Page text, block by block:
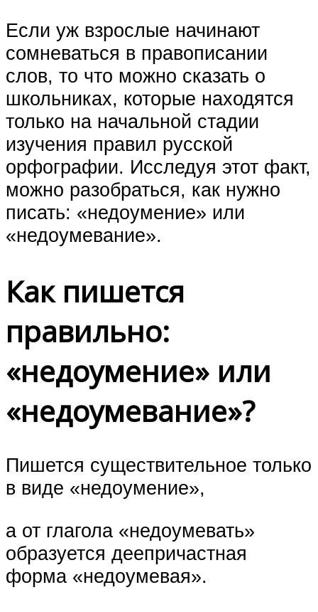
Если уж взрослые начинают
сомневаться в правописании
слов, то что можно сказать о
школьниках, которые находятся
только на начальной стадии
изучения правил русской
орфографии. Исследуя этот факт,
можно разобраться, как нужно
писать: «недоумение» или
«недоумевание».
Как пишется
правильно:
«недоумение» или
«недоумевание»?
Пишется существительное только
в виде «недоумение»,
а от глагола «недоумевать»
образуется деепричастная
форма «недоумевая».